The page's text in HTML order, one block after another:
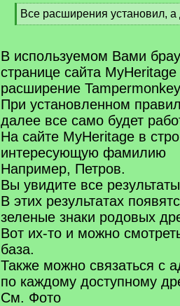
[
q
Все расширения установил,
[
q
]
В используемом Вами
странице сайта MyHeritage
расширение Tampermonkey
При установленном
далее все само будет
На сайте MyHeritage в
интересующую фамилию
Например, Петров.
Вы увидите все
В этих результатах
зеленые знаки родовых
Вот их-то и можно
база.
Также можно связаться с
по каждому доступному
См. Фото